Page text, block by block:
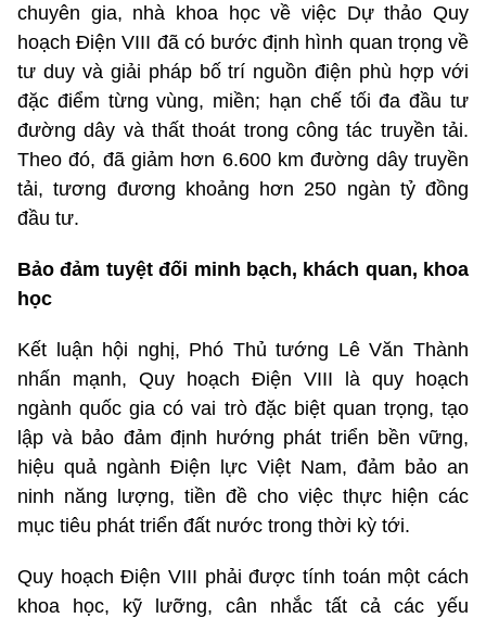
chuyên gia, nhà khoa học về việc Dự thảo Quy
hoạch Điện VIII đã có bước định hình quan trọng về
tư duy và giải pháp bố trí nguồn điện phù hợp với
đặc điểm từng vùng, miền; hạn chế tối đa đầu tư
đường dây và thất thoát trong công tác truyền tải.
Theo đó, đã giảm hơn 6.600 km đường dây truyền
tải, tương đương khoảng hơn 250 ngàn tỷ đồng
đầu tư.
Bảo đảm tuyệt đối minh bạch, khách quan, khoa
học
Kết luận hội nghị, Phó Thủ tướng Lê Văn Thành
nhấn mạnh, Quy hoạch Điện VIII là quy hoạch
ngành quốc gia có vai trò đặc biệt quan trọng, tạo
lập và bảo đảm định hướng phát triển bền vững,
hiệu quả ngành Điện lực Việt Nam, đảm bảo an
ninh năng lượng, tiền đề cho việc thực hiện các
mục tiêu phát triển đất nước trong thời kỳ tới.
Quy hoạch Điện VIII phải được tính toán một cách
khoa học, kỹ lưỡng, cân nhắc tất cả các yếu